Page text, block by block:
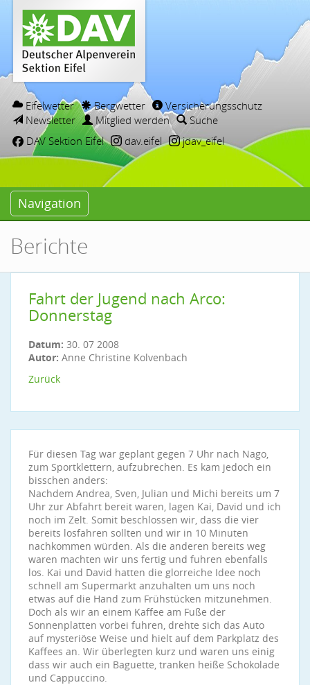
Eifelwetter Bergwetter
Versicherungsschutz
Newsletter
Mitglied werden
Suche
DAV Sektion Eifel
dav.eifel jdav_eifel
Navigation
Berichte
Fahrt der Jugend nach Arco:
Donnerstag
Datum: 30. 07 2008
Autor: Anne Christine Kolvenbach
Zurück
Für diesen Tag war geplant gegen 7 Uhr nach Nago,
zum Sportklettern, aufzubrechen. Es kam jedoch ein
bisschen anders:
Nachdem Andrea, Sven, Julian und Michi bereits um 7
Uhr zur Abfahrt bereit waren, lagen Kai, David und ich
noch im Zelt. Somit beschlossen wir, dass die vier
bereits losfahren sollten und wir in 10 Minuten
nachkommen würden. Als die anderen bereits weg
waren machten wir uns fertig und fuhren ebenfalls
los. Kai und David hatten die glorreiche Idee noch
schnell am Supermarkt anzuhalten um uns noch
etwas auf die Hand zum Frühstücken mitzunehmen.
Doch als wir an einem Kaffee am Fuße der
Sonnenplatten vorbei fuhren, drehte sich das Auto
auf mysteriöse Weise und hielt auf dem Parkplatz des
Kaffees an. Wir überlegten kurz und waren uns einig
dass wir auch ein Baguette, tranken heiße Schokolade
und Cappuccino.